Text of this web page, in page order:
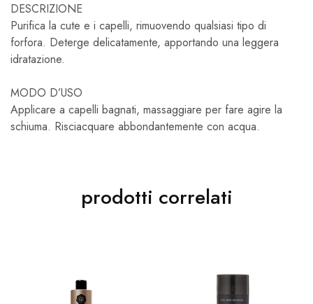
DESCRIZIONE
Purifica la cute e i capelli, rimuovendo qualsiasi tipo di
forfora. Deterge delicatamente, apportando una leggera
idratazione.
MODO D’USO
Applicare a capelli bagnati, massaggiare per fare agire la
schiuma. Risciacquare abbondantemente con acqua.
prodotti correlati